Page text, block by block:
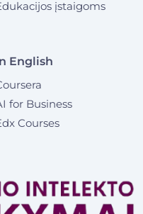
įstaigoms
English
for Business
Courses